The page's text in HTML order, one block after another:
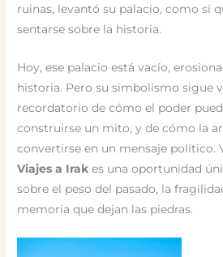
ruinas, levantó su palacio, como si
sentarse sobre la historia.
Hoy, ese palacio está vacío,
historia. Pero su simbolismo sigue
recordatorio de cómo el poder
construirse un mito, y de cómo la
convertirse en un mensaje político.
Viajes a Irak es una oportunidad
sobre el peso del pasado, la
memoria que dejan las piedras.